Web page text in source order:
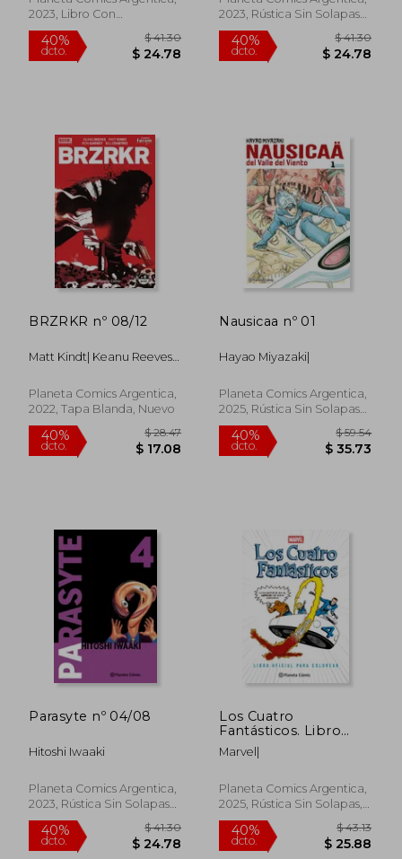
40% $ 39.48 40%
2023, Libro Con
Sobrecubierta, Nuevo
2023, Rústica Sin Solapas
Con S/cub., Nuevo
BRZRKR nº 08/12
Matt Kindt| Keanu Reeves|
Planeta Comics Argentica,
2022, Tapa Blanda, Nuevo
Nausicaa nº 01
Hayao Miyazaki|
Planeta Comics Argentica,
2025, Rústica Sin Solapas
Con S/cub., Nuevo
Parasyte nº 04/08
Hitoshi Iwaaki
Planeta Comics Argentica,
2023, Rústica Sin Solapas
Con S/cub., Nuevo
Los Cuatro
Fantásticos. Libro
oficial para colorea
Marvel|
Planeta Comics Argentica,
2025, Rústica Sin Solapas,
Nuevo